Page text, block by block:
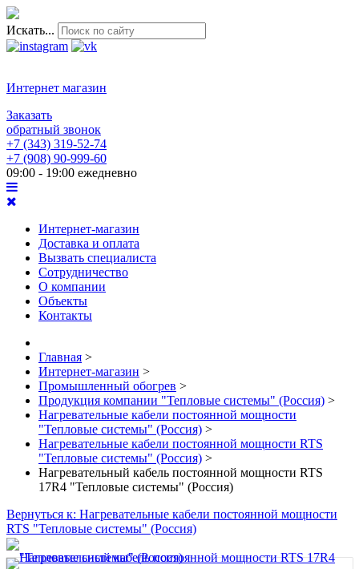
Искать...
Интернет магазин
Заказать
обратный звонок
+7 (343) 319-52-74
+7 (908) 90-999-60
09:00 - 19:00 ежедневно
Интернет-магазин
Доставка и оплата
Вызвать специалиста
Сотрудничество
О компании
Объекты
Контакты
Главная >
Интернет-магазин >
Промышленный обогрев >
Продукция компании "Тепловые системы" (Россия) >
Нагревательные кабели постоянной мощности
"Тепловые системы" (Россия) >
Нагревательные кабели постоянной мощности RTS
"Тепловые системы" (Россия) >
Нагревательный кабель постоянной мощности RTS
17R4 "Тепловые системы" (Россия)
Вернуться к: Нагревательные кабели постоянной мощности
RTS "Тепловые системы" (Россия)